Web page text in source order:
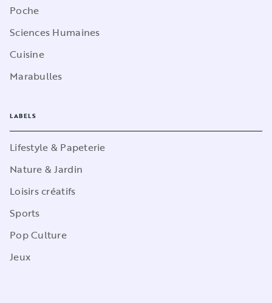
Poche
Sciences Humaines
Cuisine
Marabulles
LABELS
Lifestyle & Papeterie
Nature & Jardin
Loisirs créatifs
Sports
Pop Culture
Jeux